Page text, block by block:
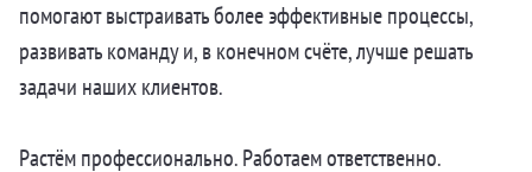
помогают выстраивать более эффективные процессы,
развивать команду и, в конечном счёте, лучше решать
задачи наших клиентов.
Растём профессионально. Работаем ответственно.